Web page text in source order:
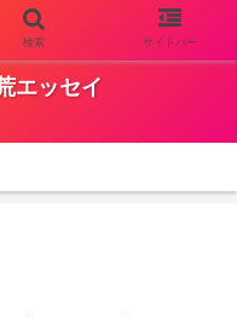
site
エッセイ
検索 サイドバー